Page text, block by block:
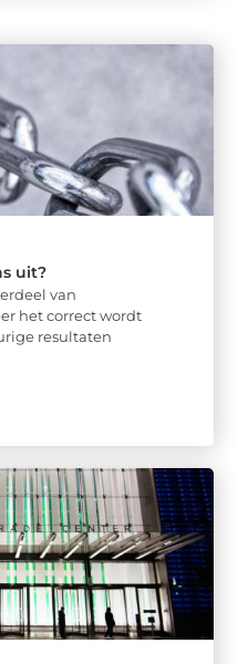
uit?
van
het correct wordt
resultaten